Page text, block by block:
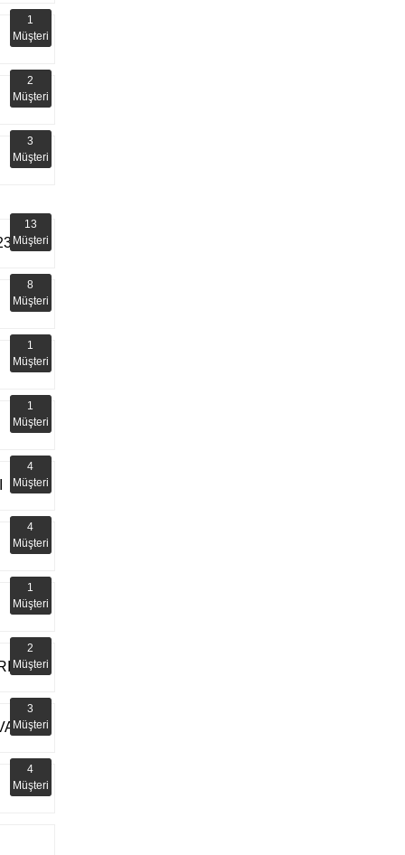
1
Müşteri
2
Müşteri
3
Müşteri
13
Müşteri
8
Müşteri
1
Müşteri
1
Müşteri
4
Müşteri
4
Müşteri
1
Müşteri
2
Müşteri
3
Müşteri
4
Müşteri